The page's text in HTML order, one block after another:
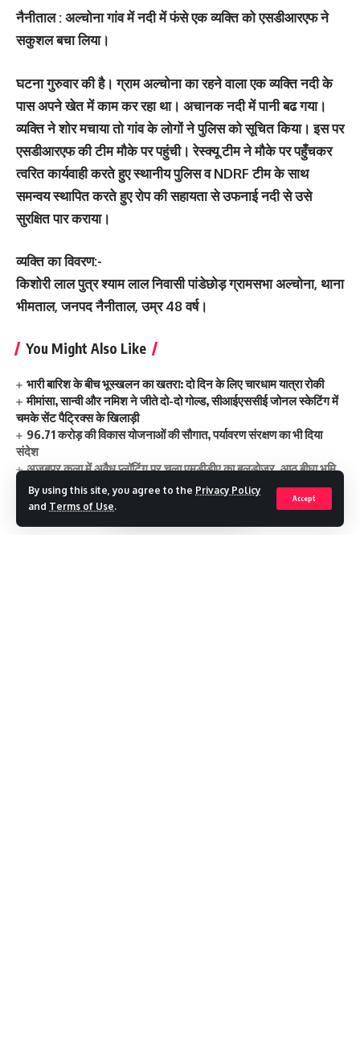
By using this site, you agree to the Privacy Policy
and Terms of Use.
Accept
नैनीताल : अल्चोना गांव में नदी में फंसे एक व्यक्ति को एसडीआरएफ ने
सकुशल बचा लिया।
घटना गुरुवार की है। ग्राम अल्चोना का रहने वाला एक व्यक्ति नदी के
पास अपने खेत में काम कर रहा था। अचानक नदी में पानी बढ गया।
व्‍यक्ति ने शोर मचाया तो गांव के लोगों ने पुलिस को सूचित किया। इस पर
एसडीआरएफ की टीम मौके पर पहुंची। रेस्क्यू टीम ने मौके पर पहुँचकर
त्वरित कार्यवाही करते हुए स्थानीय पुलिस व NDRF टीम के साथ
समन्वय स्थापित करते हुए रोप की सहायता से उफनाई नदी से उसे
सुरक्षित पार कराया।
व्यक्ति का विवरण:-
किशोरी लाल पुत्र श्याम लाल निवासी पांडेछोड़ ग्रामसभा अल्चोना, थाना
भीमताल, जनपद नैनीताल, उम्र 48 वर्ष।
You Might Also Like
भारी बारिश के बीच भूस्खलन का खतरा: दो दिन के लिए चारधाम यात्रा रोकी
मीमांसा, सान्वी और नमिश ने जीते दो-दो गोल्ड, सीआईएससीई जोनल स्केटिंग में
चमके सेंट पैट्रिक्स के खिलाड़ी
96.71 करोड़ की विकास योजनाओं की सौगात, पर्यावरण संरक्षण का भी दिया
संदेश
अजबपुर कला में अवैध प्लॉटिंग पर चला एमडीडीए का बुलडोजर, आठ बीघा भूमि
पर कार्रवाई
ग्राम सभाओं में सरकारी भूमि की होगी जांच